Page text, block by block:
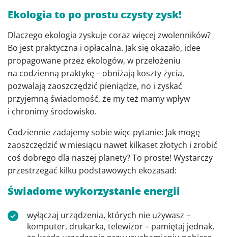
Ekologia to po prostu czysty zysk!
Dlaczego ekologia zyskuje coraz więcej zwolenników?
Bo jest praktyczna i opłacalna. Jak się okazało, idee
propagowane przez ekologów, w przełożeniu
na codzienną praktykę – obniżają koszty życia,
pozwalają zaoszczędzić pieniądze, no i zyskać
przyjemną świadomość, że my też mamy wpływ
i chronimy środowisko.
Codziennie zadajemy sobie więc pytanie: Jak mogę
zaoszczędzić w miesiącu nawet kilkaset złotych i zrobić
coś dobrego dla naszej planety? To proste! Wystarczy
przestrzegać kilku podstawowych ekozasad:
Świadome wykorzystanie energii
wyłączaj urządzenia, których nie używasz –
komputer, drukarka, telewizor – pamiętaj jednak,